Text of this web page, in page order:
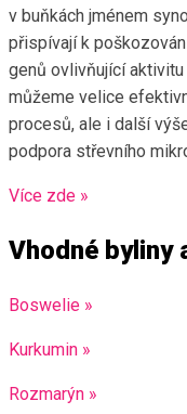
v buňkách jménem
přispívají k
genů ovlivňující
můžeme velice
procesů, ale i další
podpora střevního
Více zde »
Vhodné byliny
Boswelie »
Kurkumin »
Rozmarýn »